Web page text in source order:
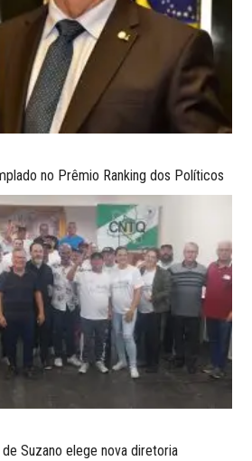
no Prêmio Ranking dos Políticos
Suzano elege nova diretoria